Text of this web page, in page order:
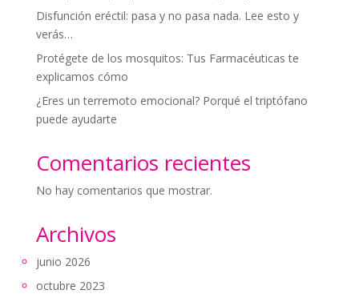
Disfunción eréctil: pasa y no pasa nada. Lee esto y
verás…
Protégete de los mosquitos: Tus Farmacéuticas te
explicamos cómo
¿Eres un terremoto emocional? Porqué el triptófano
puede ayudarte
Comentarios recientes
No hay comentarios que mostrar.
Archivos
junio 2026
octubre 2023